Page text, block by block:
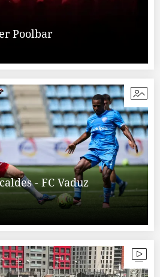
Poolbar
- FC Vaduz